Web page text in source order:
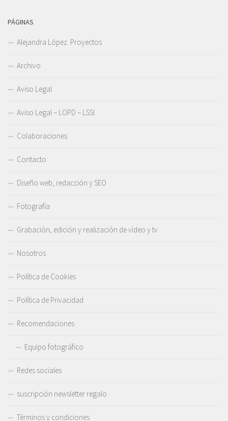
PÁGINAS
Alejandra López. Proyectos
Archivo
Aviso Legal
Aviso Legal – LOPD – LSSI
Colaboraciones
Contacto
Diseño web, redacción y SEO
Fotografía
Grabación, edición y realización de vídeo y tv
Nosotros
Política de Cookies
Política de Privacidad
Recomendaciones
Equipo fotográfico
Redes sociales
suscripción newsletter regalo
Términos y condiciones